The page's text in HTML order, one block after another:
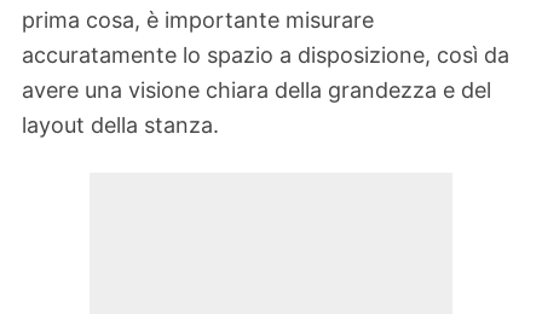
prima cosa, è importante misurare
accuratamente lo spazio a disposizione, così da
avere una visione chiara della grandezza e del
layout della stanza.